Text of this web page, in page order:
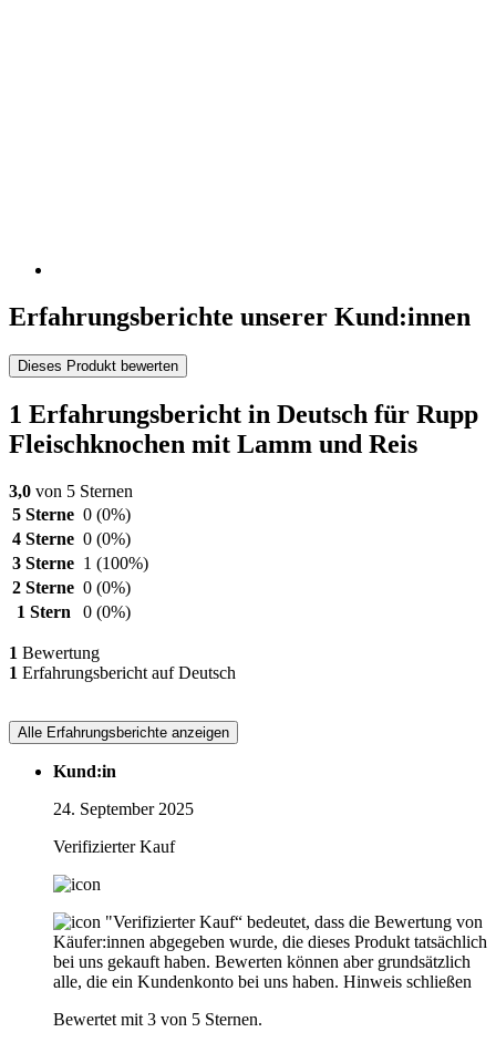
Erfahrungsberichte unserer Kund:innen
Dieses Produkt bewerten
1 Erfahrungsbericht in Deutsch für Rupp
Fleischknochen mit Lamm und Reis
3,0 von 5 Sternen
5 Sterne 0 (0%)
4 Sterne 0 (0%)
3 Sterne 1 (100%)
2 Sterne 0 (0%)
1 Stern
0 (0%)
1 Bewertung
1 Erfahrungsbericht auf Deutsch
Alle Erfahrungsberichte anzeigen
Kund:in
24. September 2025
Verifizierter Kauf
"Verifizierter Kauf“ bedeutet, dass die Bewertung von
Käufer:innen abgegeben wurde, die dieses Produkt tatsächlich
bei uns gekauft haben. Bewerten können aber grundsätzlich
alle, die ein Kundenkonto bei uns haben. Hinweis schließen
Bewertet mit 3 von 5 Sternen.